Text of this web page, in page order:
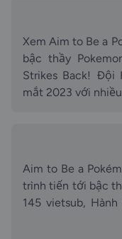
Xem Aim to Be a
bậc thầy
Strikes Back! Đội
mắt 2023 với
Aim to Be a
trình tiến tới bậc
145 vietsub,
tập 145 vietsub -